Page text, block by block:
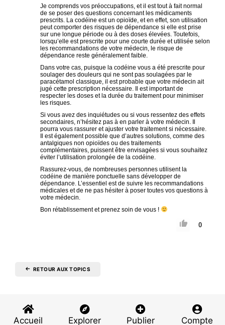
Je comprends vos préoccupations, et il est tout à fait normal
de se poser des questions concernant les médicaments
prescrits. La codéine est un opioïde, et en effet, son utilisation
peut comporter des risques de dépendance si elle est prise
sur une longue période ou à des doses élevées. Toutefois,
lorsqu’elle est prescrite pour une courte durée et utilisée selon
les recommandations de votre médecin, le risque de
dépendance reste généralement faible.
Dans votre cas, puisque la codéine vous a été prescrite pour
soulager des douleurs qui ne sont pas soulagées par le
paracétamol classique, il est probable que votre médecin ait
jugé cette prescription nécessaire. Il est important de
respecter les doses et la durée du traitement pour minimiser
les risques.
Si vous avez des inquiétudes ou si vous ressentez des effets
secondaires, n’hésitez pas à en parler à votre médecin. Il
pourra vous rassurer et ajuster votre traitement si nécessaire.
Il est également possible que d’autres solutions, comme des
antalgiques non opioïdes ou des traitements
complémentaires, puissent être envisagées si vous souhaitez
éviter l’utilisation prolongée de la codéine.
Rassurez-vous, de nombreuses personnes utilisent la
codéine de manière ponctuelle sans développer de
dépendance. L’essentiel est de suivre les recommandations
médicales et de ne pas hésiter à poser toutes vos questions à
votre médecin.
Bon rétablissement et prenez soin de vous !
0
RETOUR AUX TOPICS
Accueil Explorer Publier Compte